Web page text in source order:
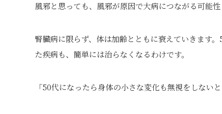
風邪と思っても、風邪が原因で大病につながる可能性
腎臓病に限らず、体は加齢とともに衰えていきます
た疾病も、簡単には治らなくなるわけです。
「50代になったら身体の小さな変化も無視をしない